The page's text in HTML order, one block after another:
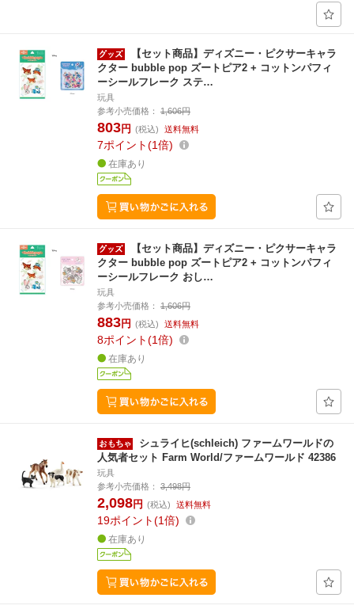
【セット商品】ディズニー・ピクサーキャラ
クター bubble pop ズートピア2 + コットンパフィ
ーシールフレーク ステ…
玩具
参考小売価格：
1,606円
803円 (税込) 送料無料
7ポイント 1倍
在庫あり
【セット商品】ディズニー・ピクサーキャラ
クター bubble pop ズートピア2 + コットンパフィ
ーシールフレーク おし…
玩具
参考小売価格：
1,606円
883円 (税込) 送料無料
8ポイント 1倍
在庫あり
シュライヒ(schleich) ファームワールドの
人気者セット Farm World/ファームワールド 42386
玩具
参考小売価格：
3,498円
2,098円 (税込) 送料無料
19ポイント 1倍
在庫あり